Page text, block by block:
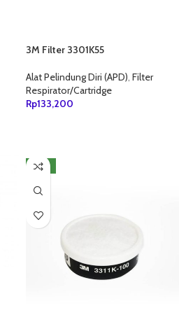
3M Filter 3301K55
Alat Pelindung Diri (APD), Filter
Respirator/Cartridge
Rp133,200
NEW